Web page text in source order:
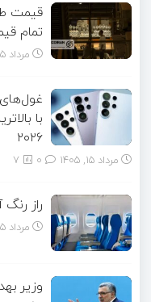
تمام
مرداد ۱۵, ۱۴۰۵
با
۲۰۲۶
مرداد ۱۵, ۱۴۰۵ 7
راز
مرداد ۱۵, ۱۴۰۵
وزیر